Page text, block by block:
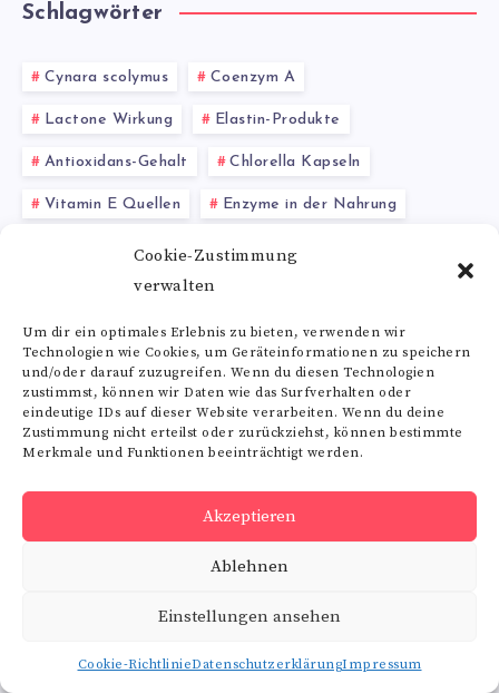
Cookie-Zustimmung
verwalten
Um dir ein optimales Erlebnis zu bieten, verwenden wir
Technologien wie Cookies, um Geräteinformationen zu speichern
und/oder darauf zuzugreifen. Wenn du diesen Technologien
zustimmst, können wir Daten wie das Surfverhalten oder
eindeutige IDs auf dieser Website verarbeiten. Wenn du deine
Zustimmung nicht erteilst oder zurückziehst, können bestimmte
Merkmale und Funktionen beeinträchtigt werden.
Akzeptieren
Ablehnen
Einstellungen ansehen
Cookie-RichtlinieDatenschutzerklärungImpressum
Schlagwörter
Cynara scolymus Coenzym A
Lactone Wirkung Elastin-Produkte
Antioxidans-Gehalt Chlorella Kapseln
Vitamin E Quellen Enzyme in der Nahrung
Tyrosin Supplement Gewichtsreduktion
Baldrianwurzel
Alle Schlagwörter
RSS